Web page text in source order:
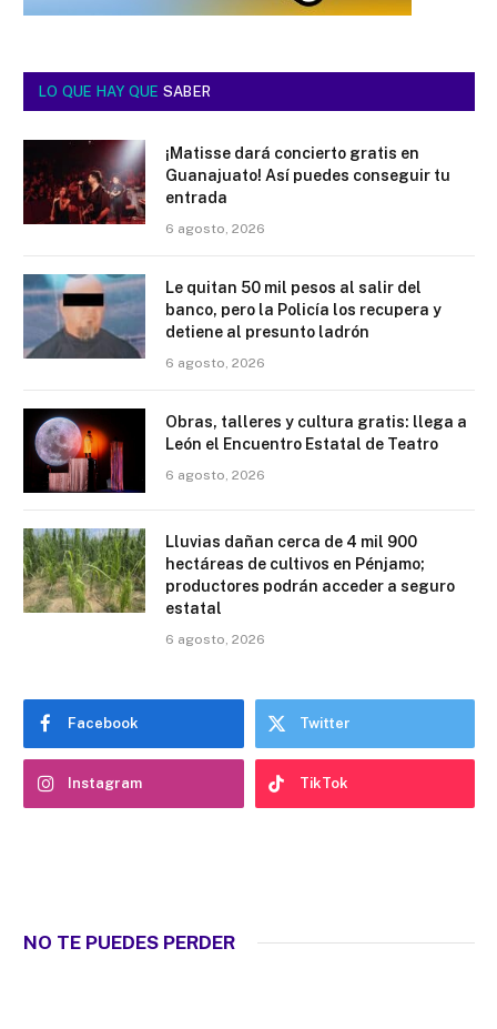
LO QUE HAY QUE SABER
¡Matisse dará concierto gratis en
Guanajuato! Así puedes conseguir tu
entrada
6 agosto, 2026
Le quitan 50 mil pesos al salir del
banco, pero la Policía los recupera y
detiene al presunto ladrón
6 agosto, 2026
Obras, talleres y cultura gratis: llega a
León el Encuentro Estatal de Teatro
6 agosto, 2026
Lluvias dañan cerca de 4 mil 900
hectáreas de cultivos en Pénjamo;
productores podrán acceder a seguro
estatal
6 agosto, 2026
Facebook Twitter
Instagram TikTok
NO TE PUEDES PERDER